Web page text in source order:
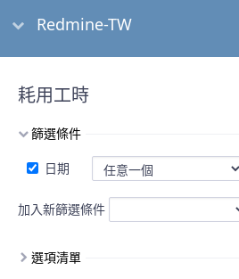
Redmine-TW
耗用工時
篩選條件
日期
加入新篩選條件
選項清單